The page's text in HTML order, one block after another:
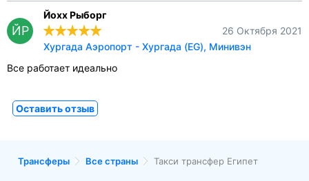
ЙР
Йохх Рыборг
26 Октября 2021
Хургада Аэропорт - Хургада (EG), Минивэн
Все работает идеально
Оставить отзыв
Трансферы Все страны Такси трансфер Египет